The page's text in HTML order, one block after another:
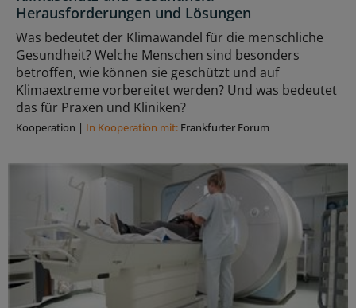
Herausforderungen und Lösungen
Was bedeutet der Klimawandel für die menschliche
Gesundheit? Welche Menschen sind besonders
betroffen, wie können sie geschützt und auf
Klimaextreme vorbereitet werden? Und was bedeutet
das für Praxen und Kliniken?
Kooperation | In Kooperation mit: Frankfurter Forum